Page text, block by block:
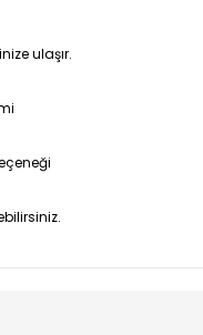
ulaşır.